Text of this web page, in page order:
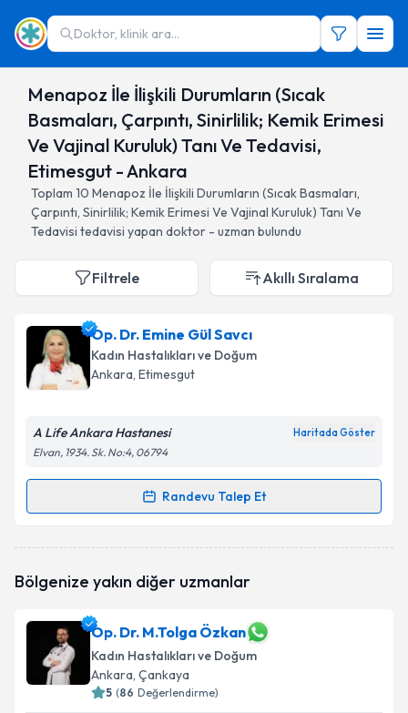
Doktor, klinik ara...
Menapoz İle İlişkili Durumların (Sıcak
Basmaları, Çarpıntı, Sinirlilik; Kemik Erimesi
Ve Vajinal Kuruluk) Tanı Ve Tedavisi,
Etimesgut - Ankara
Toplam 10 Menapoz İle İlişkili Durumların (Sıcak Basmaları,
Çarpıntı, Sinirlilik; Kemik Erimesi Ve Vajinal Kuruluk) Tanı Ve
Tedavisi tedavisi yapan doktor - uzman bulundu
Filtrele Akıllı Sıralama
Op. Dr. Emine Gül Savcı
Kadın Hastalıkları ve Doğum
Ankara, Etimesgut
A Life Ankara Hastanesi Haritada Göster
Elvan, 1934. Sk. No:4, 06794
Randevu Talep Et
Randevu Takvimi Talebi
oluşturun. Size bu uzmandan randevu almanız için bir
E-posta Adresiniz
Bölgenize yakın diğer uzmanlar
Op. Dr. M.Tolga Özkan
Kadın Hastalıkları ve Doğum
Ankara, Çankaya
5 (86 Değerlendirme)